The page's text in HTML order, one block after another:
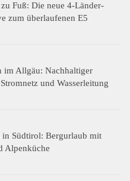
Fuß: Die neue 4-Länder-
zum überlaufenen E5
im Allgäu: Nachhaltiger
und Wasserleitung
in Südtirol: Bergurlaub mit
Alpenküche